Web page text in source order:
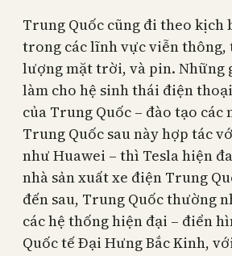
Trung Quốc cũng đi theo kịch
trong các lĩnh vực viễn thông,
lượng mặt trời, và pin. Những
làm cho hệ sinh thái điện
của Trung Quốc – đào tạo các
Trung Quốc sau này hợp tác
như Huawei – thì Tesla hiện
nhà sản xuất xe điện Trung
đến sau, Trung Quốc thường
các hệ thống hiện đại – điển
Quốc tế Đại Hưng Bắc Kinh,